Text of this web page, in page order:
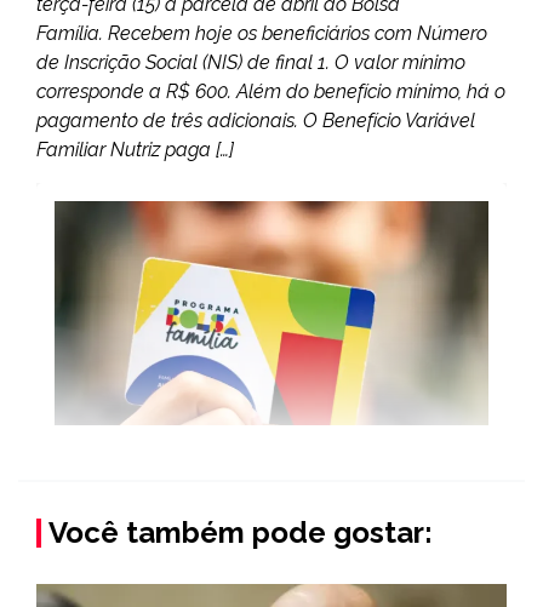
Família. Recebem hoje os beneficiários com Número
de Inscrição Social (NIS) de final 1. O valor mínimo
corresponde a R$ 600. Além do benefício mínimo, há o
pagamento de três adicionais. O Benefício Variável
Familiar Nutriz paga […]
Você também pode gostar: